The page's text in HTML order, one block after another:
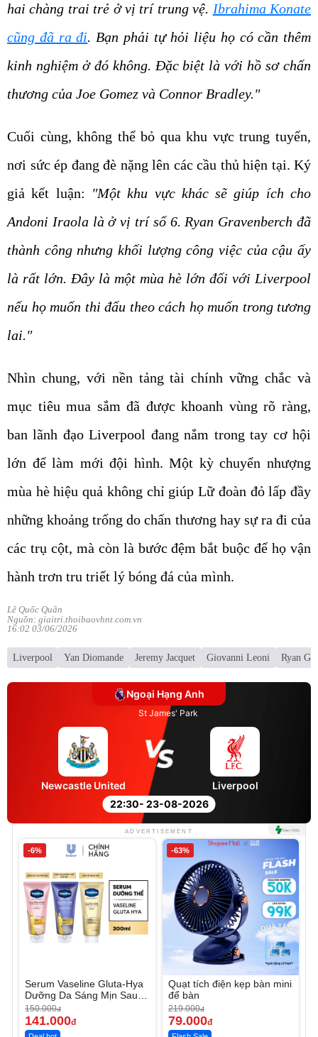
hai chàng trai trẻ ở vị trí trung vệ. Ibrahima Konate
cũng đã ra đi. Bạn phải tự hỏi liệu họ có cần thêm
kinh nghiệm ở đó không. Đặc biệt là với hồ sơ chấn
thương của Joe Gomez và Connor Bradley."
Cuối cùng, không thể bỏ qua khu vực trung tuyến,
nơi sức ép đang đè nặng lên các cầu thủ hiện tại. Ký
giả kết luận: "Một khu vực khác sẽ giúp ích cho
Andoni Iraola là ở vị trí số 6. Ryan Gravenberch đã
thành công nhưng khối lượng công việc của cậu ấy
là rất lớn. Đây là một mùa hè lớn đối với Liverpool
nếu họ muốn thi đấu theo cách họ muốn trong tương
lai."
Nhìn chung, với nền tảng tài chính vững chắc và
mục tiêu mua sắm đã được khoanh vùng rõ ràng,
ban lãnh đạo Liverpool đang nắm trong tay cơ hội
lớn để làm mới đội hình. Một kỳ chuyển nhượng
mùa hè hiệu quả không chỉ giúp Lữ đoàn đỏ lấp đầy
những khoảng trống do chấn thương hay sự ra đi của
các trụ cột, mà còn là bước đệm bắt buộc để họ vận
hành trơn tru triết lý bóng đá của mình.
Lê Quốc Quân
Nguồn: giaitri.thoibaovhnt.com.vn
16:02 03/06/2026
Liverpool Yan Diomande Jeremy Jacquet Giovanni Leoni Ryan
Ngoại Hạng Anh
St James' Park
22:30- 23-08-2026
Newcastle United Liverpool
ADVERTISEMENT
-6%
Serum Vaseline Gluta-Hya
Dưỡng Da Sáng Mịn Sau 7
Ngày
150.000đ
141.000đ
-63%
Quạt tích điện kẹp bàn mini
để bàn
219.000đ
79.000đ